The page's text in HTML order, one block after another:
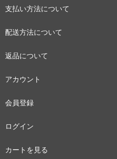
支払い方法について
配送方法について
返品について
アカウント
会員登録
ログイン
カートを見る